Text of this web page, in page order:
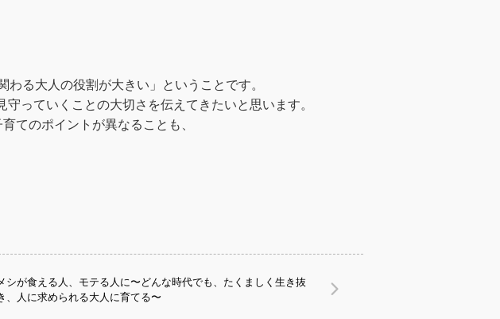
る大人の役割が大きい」ということです。
っていくことの大切さを伝えてきたいと思います。
てのポイントが異なることも、
シが食える人、モテる人に〜どんな時代でも、たくましく生き抜
、人に求められる大人に育てる〜